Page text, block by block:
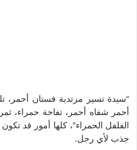
“سيدة تسير مرتدية فستان أحمر،
أحمر شفاه أحمر، تفاحة حمراء،
الفلفل الحمراء”، كلها أمور قد
جذب لأي رجل.